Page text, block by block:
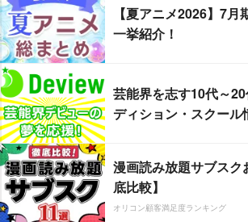
【夏アニメ2026】7
一挙紹介！
芸能界を志す10代～
ディション・スクー
漫画読み放題サブスク
底比較】
オリコン顧客満足度ランキング